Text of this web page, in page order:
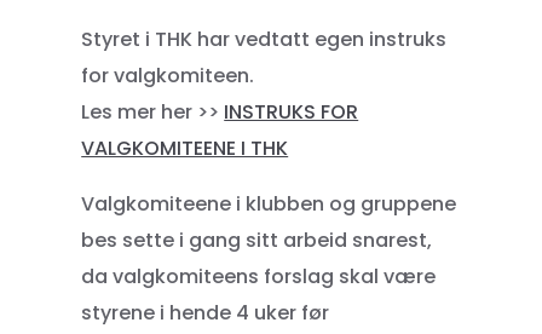
Styret i THK har vedtatt egen instruks
for valgkomiteen.
Les mer her >> INSTRUKS FOR
VALGKOMITEENE I THK
Valgkomiteene i klubben og gruppene
bes sette i gang sitt arbeid snarest,
da valgkomiteens forslag skal være
styrene i hende 4 uker før